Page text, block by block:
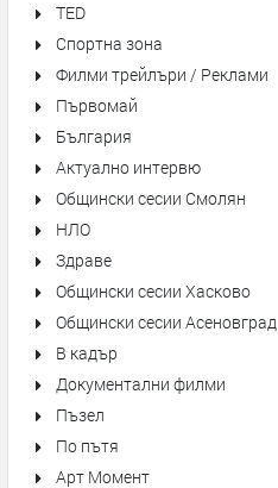
TED
Спортна зона
Филми трейлъри / Реклами
Първомай
България
Актуално интервю
Общински сесии Смолян
НЛО
Здраве
Общински сесии Хасково
Общински сесии Асеновград
В кадър
Документални филми
Пъзел
По пътя
Арт Момент